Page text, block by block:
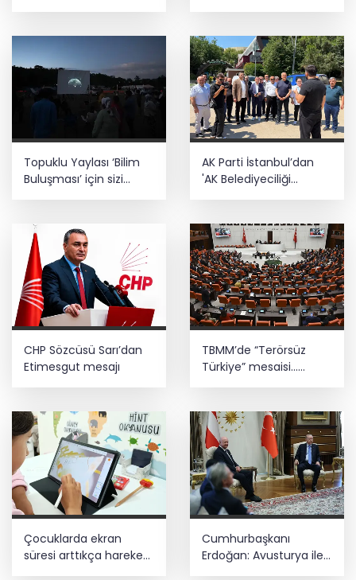
Topuklu Yaylası ‘Bilim
Buluşması’ için sizi
AK Parti İstanbul’dan
'AK Belediyeciliği
CHP Sözcüsü Sarı’dan
Etimesgut mesajı
TBMM’de “Terörsüz
Türkiye” mesaisi...
Kanun teklifinin
Çocuklarda ekran
süresi arttıkça hareket
Cumhurbaşkanı
Erdoğan: Avusturya ile